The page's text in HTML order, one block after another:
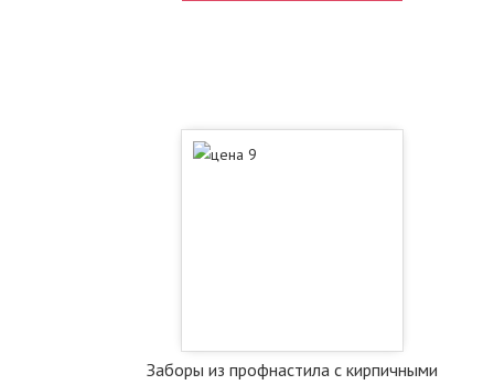
Заборы из профнастила с кирпичными